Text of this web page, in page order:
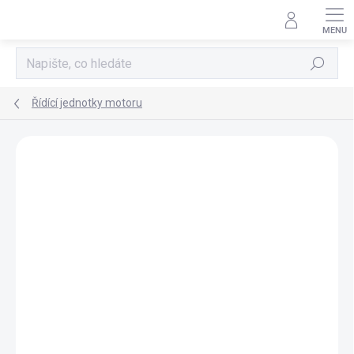
Hledat
Řídící jednotky motoru